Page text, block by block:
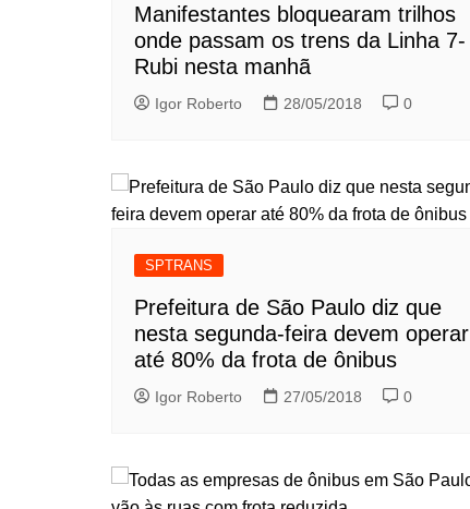
Manifestantes bloquearam trilhos
onde passam os trens da Linha 7-
Rubi nesta manhã
Igor Roberto 28/05/2018 0
SPTRANS
Prefeitura de São Paulo diz que
nesta segunda-feira devem operar
até 80% da frota de ônibus
Igor Roberto 27/05/2018 0